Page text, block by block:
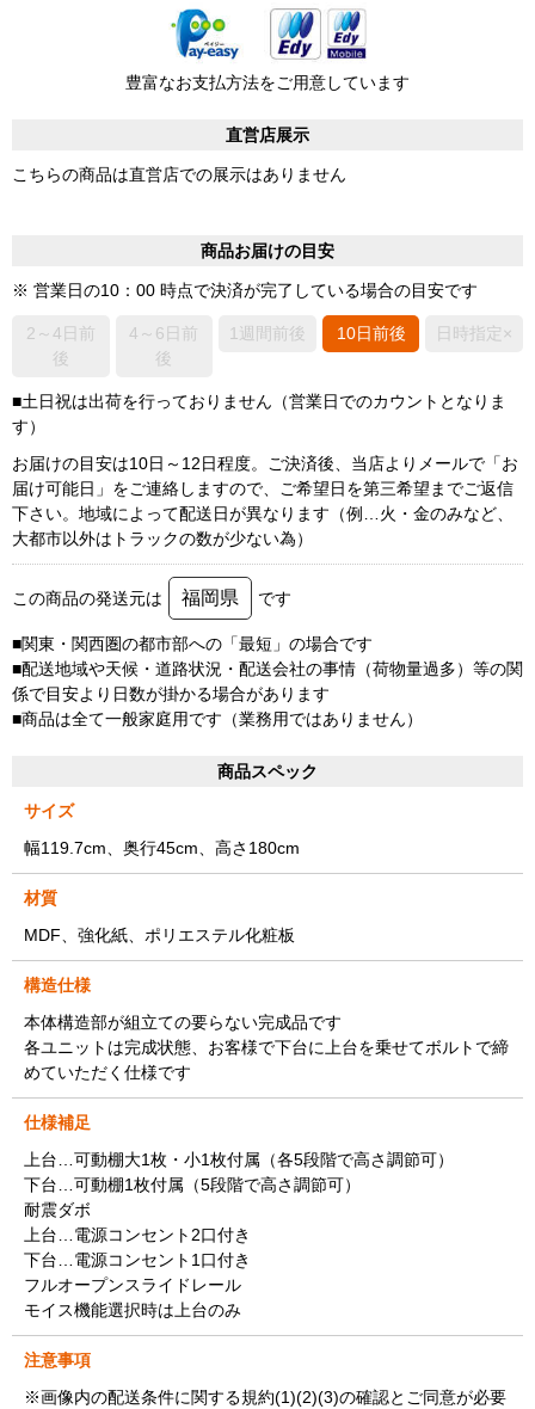
豊富なお支払方法をご用意しています
直営店展示
こちらの商品は直営店での展示はありません
商品お届けの目安
※ 営業日の10：00 時点で決済が完了している場合の目安です
2～4日前
後
4～6日前
後
1週間前後 10日前後 日時指定×
■土日祝は出荷を行っておりません（営業日でのカウントとなりま
す）
お届けの目安は10日～12日程度。ご決済後、当店よりメールで「お
届け可能日」をご連絡しますので、ご希望日を第三希望までご返信
下さい。地域によって配送日が異なります（例…火・金のみなど、
大都市以外はトラックの数が少ない為）
この商品の発送元は 福岡県 です
■関東・関西圏の都市部への「最短」の場合です
■配送地域や天候・道路状況・配送会社の事情（荷物量過多）等の関
係で目安より日数が掛かる場合があります
■商品は全て一般家庭用です（業務用ではありません）
商品スペック
サイズ
幅119.7cm、奥行45cm、高さ180cm
材質
MDF、強化紙、ポリエステル化粧板
構造仕様
本体構造部が組立ての要らない完成品です
各ユニットは完成状態、お客様で下台に上台を乗せてボルトで締
めていただく仕様です
仕様補足
上台…可動棚大1枚・小1枚付属（各5段階で高さ調節可）
下台…可動棚1枚付属（5段階で高さ調節可）
耐震ダボ
上台…電源コンセント2口付き
下台…電源コンセント1口付き
フルオープンスライドレール
モイス機能選択時は上台のみ
注意事項
※画像内の配送条件に関する規約(1)(2)(3)の確認とご同意が必要